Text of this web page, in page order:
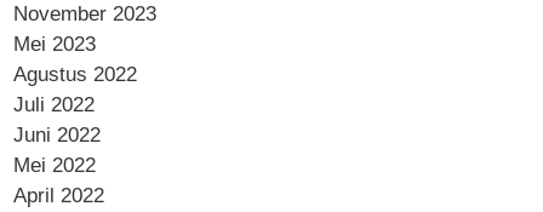
November 2023
Mei 2023
Agustus 2022
Juli 2022
Juni 2022
Mei 2022
April 2022